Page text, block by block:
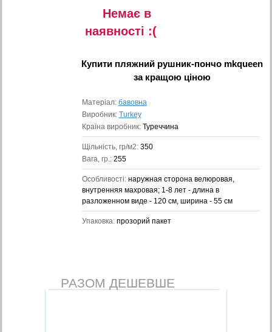
Немає в
наявностi :(
Купити пляжний рушник-пончо mkqueen
за кращою ціною
Матеріал: бавовна
Виробник: Turkey
Країна виробник: Туреччина
Щільність, гр/м2: 350
Вага, гр.: 255
Особливості: наружная сторона велюровая,
внутренняя махровая; 1-8 лет - длина в
разложенном виде - 120 см, ширина - 55 см
Упаковка: прозорий пакет
РАЗОМ ДЕШЕВШЕ